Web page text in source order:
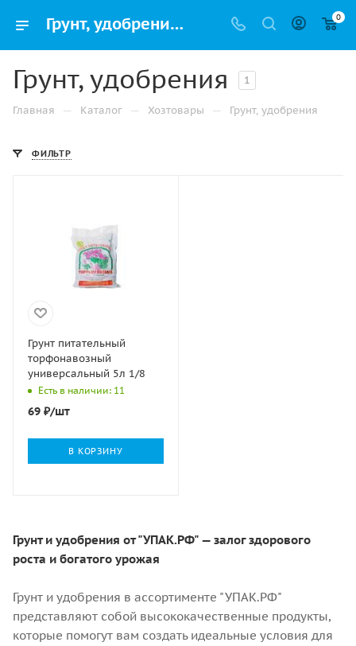
Грунт, удобрения – купить в интернет-магазине в Перми 0
Грунт, удобрения 1
Главная — Каталог — Хозтовары — Грунт, удобрения
ФИЛЬТР
Грунт питательный
торфонавозный
универсальный 5л 1/8
Есть в наличии: 11
69 ₽/шт
В КОРЗИНУ
Грунт и удобрения от "УПАК.РФ" — залог здорового
роста и богатого урожая
Грунт и удобрения в ассортименте "УПАК.РФ"
представляют собой высококачественные продукты,
которые помогут вам создать идеальные условия для